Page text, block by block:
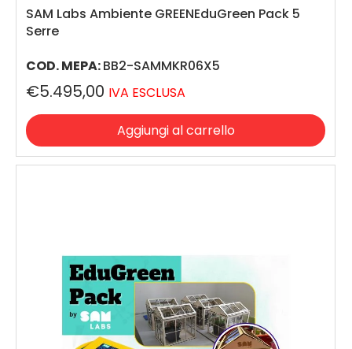
SAM Labs Ambiente GREENEduGreen Pack 5
Serre
COD. MEPA:BB2-SAMMKR06X5
€5.495,00 IVA ESCLUSA
Aggiungi al carrello